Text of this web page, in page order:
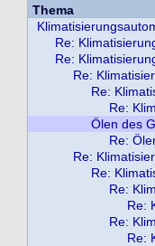
Thema
Re:
Re:
Re:
Re:
Re:
Ölen des
Re:
Re:
Re:
Re:
Re:
Re:
Re: